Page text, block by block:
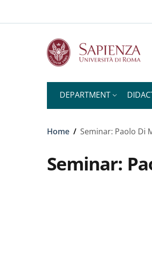
DEPARTMENT
Breadcrumb
Home / Seminar: Paolo Di
Seminar: